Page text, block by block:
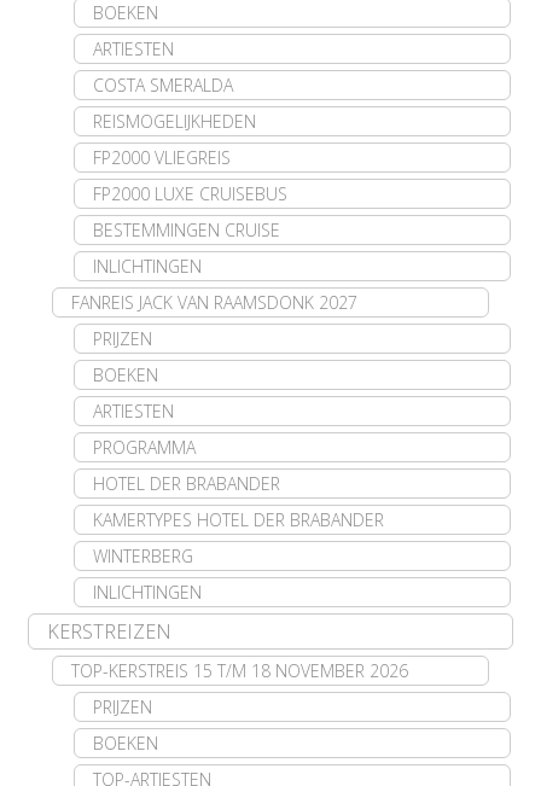
BOEKEN
ARTIESTEN
COSTA SMERALDA
REISMOGELIJKHEDEN
FP2000 VLIEGREIS
FP2000 LUXE CRUISEBUS
BESTEMMINGEN CRUISE
INLICHTINGEN
FANREIS JACK VAN RAAMSDONK 2027
PRIJZEN
BOEKEN
ARTIESTEN
PROGRAMMA
HOTEL DER BRABANDER
KAMERTYPES HOTEL DER BRABANDER
WINTERBERG
INLICHTINGEN
KERSTREIZEN
TOP-KERSTREIS 15 T/M 18 NOVEMBER 2026
PRIJZEN
BOEKEN
TOP-ARTIESTEN